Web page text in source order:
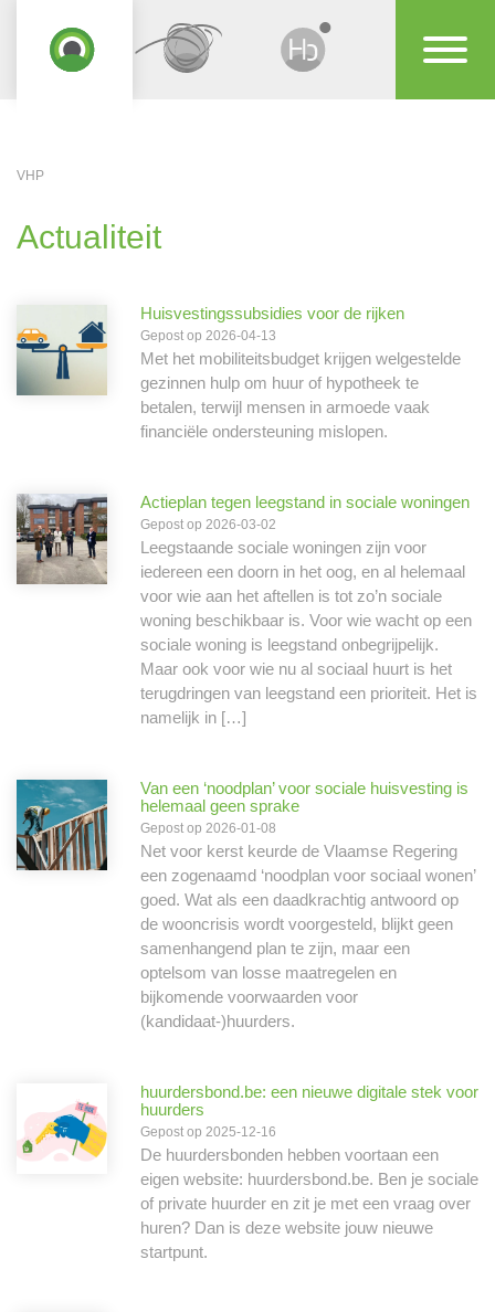
VHP
Actualiteit
Huisvestingssubsidies voor de rijken
Gepost op 2026-04-13
Met het mobiliteitsbudget krijgen welgestelde
gezinnen hulp om huur of hypotheek te
betalen, terwijl mensen in armoede vaak
financiële ondersteuning mislopen.
Actieplan tegen leegstand in sociale woningen
Gepost op 2026-03-02
Leegstaande sociale woningen zijn voor
iedereen een doorn in het oog, en al helemaal
voor wie aan het aftellen is tot zo’n sociale
woning beschikbaar is. Voor wie wacht op een
sociale woning is leegstand onbegrijpelijk.
Maar ook voor wie nu al sociaal huurt is het
terugdringen van leegstand een prioriteit. Het is
namelijk in […]
Van een ‘noodplan’ voor sociale huisvesting is
helemaal geen sprake
Gepost op 2026-01-08
Net voor kerst keurde de Vlaamse Regering
een zogenaamd ‘noodplan voor sociaal wonen’
goed. Wat als een daadkrachtig antwoord op
de wooncrisis wordt voorgesteld, blijkt geen
samenhangend plan te zijn, maar een
optelsom van losse maatregelen en
bijkomende voorwaarden voor
(kandidaat-)huurders.
huurdersbond.be: een nieuwe digitale stek voor
huurders
Gepost op 2025-12-16
De huurdersbonden hebben voortaan een
eigen website: huurdersbond.be. Ben je sociale
of private huurder en zit je met een vraag over
huren? Dan is deze website jouw nieuwe
startpunt.